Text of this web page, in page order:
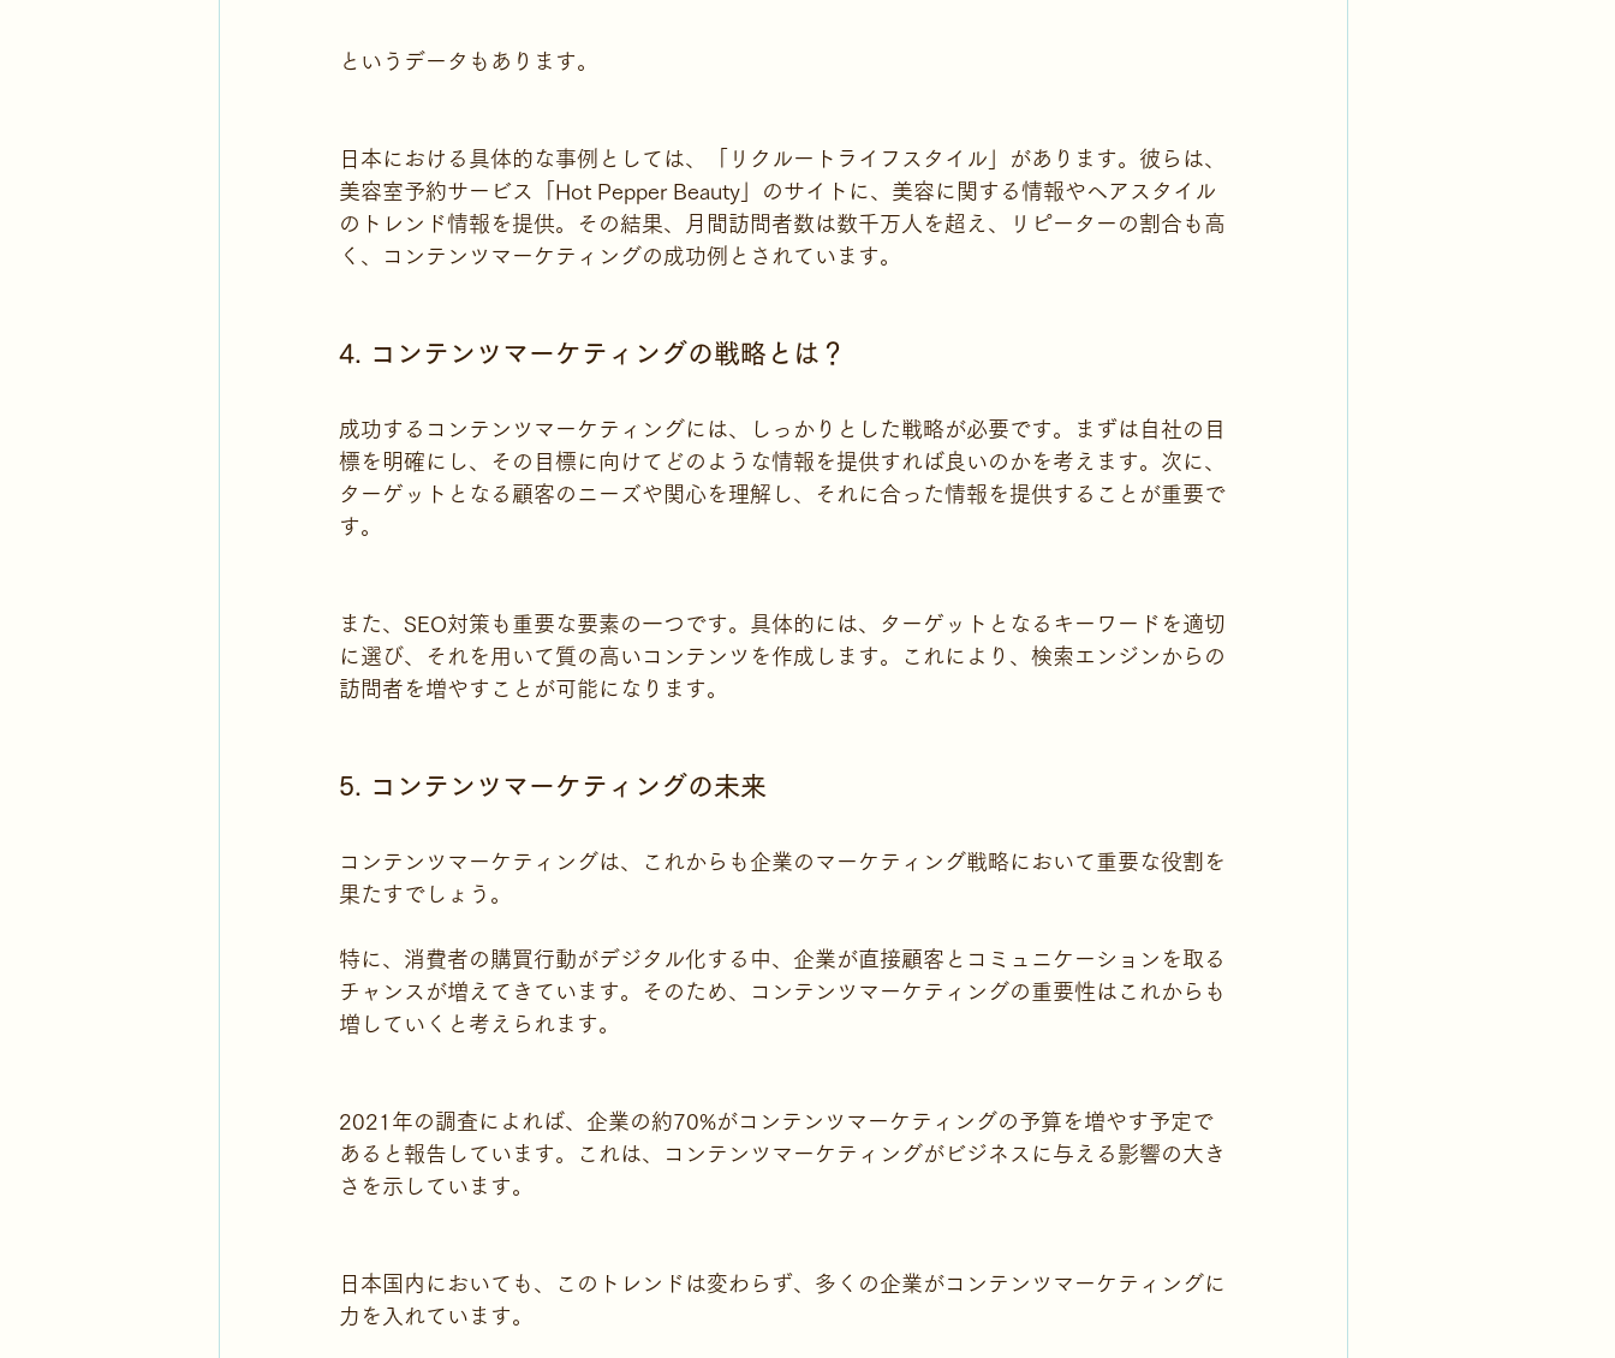
というデータもあります。
日本における具体的な事例としては、「リクルートライフスタイル」があります。彼らは、
美容室予約サービス「Hot Pepper Beauty」のサイトに、美容に関する情報やヘアスタイル
のトレンド情報を提供。その結果、月間訪問者数は数千万人を超え、リピーターの割合も高
く、コンテンツマーケティングの成功例とされています。
4. コンテンツマーケティングの戦略とは？
成功するコンテンツマーケティングには、しっかりとした戦略が必要です。まずは自社の目
標を明確にし、その目標に向けてどのような情報を提供すれば良いのかを考えます。次に、
ターゲットとなる顧客のニーズや関心を理解し、それに合った情報を提供することが重要で
す。
また、SEO対策も重要な要素の一つです。具体的には、ターゲットとなるキーワードを適切
に選び、それを用いて質の高いコンテンツを作成します。これにより、検索エンジンからの
訪問者を増やすことが可能になります。
5. コンテンツマーケティングの未来
コンテンツマーケティングは、これからも企業のマーケティング戦略において重要な役割を
果たすでしょう。
特に、消費者の購買行動がデジタル化する中、企業が直接顧客とコミュニケーションを取る
チャンスが増えてきています。そのため、コンテンツマーケティングの重要性はこれからも
増していくと考えられます。
2021年の調査によれば、企業の約70%がコンテンツマーケティングの予算を増やす予定で
あると報告しています。これは、コンテンツマーケティングがビジネスに与える影響の大き
さを示しています。
日本国内においても、このトレンドは変わらず、多くの企業がコンテンツマーケティングに
力を入れています。